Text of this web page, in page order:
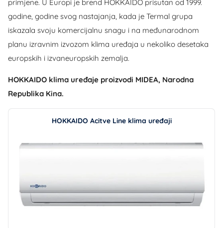
primjene. U Europi je brend HOKKAIDO prisutan od 1999.
godine, godine svog nastajanja, kada je Termal grupa
iskazala svoju komercijalnu snagu i na međunarodnom
planu izravnim izvozom klima uređaja u nekoliko desetaka
europskih i izvaneuropskih zemalja.
HOKKAIDO klima uređaje proizvodi MIDEA, Narodna
Republika Kina.
HOKKAIDO Acitve Line klima uređaji